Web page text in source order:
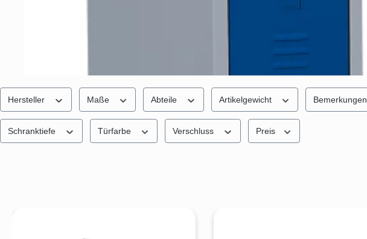
Hersteller Maße Abteile Artikelgewicht Bemerkungen
Schranktiefe Türfarbe Verschluss Preis